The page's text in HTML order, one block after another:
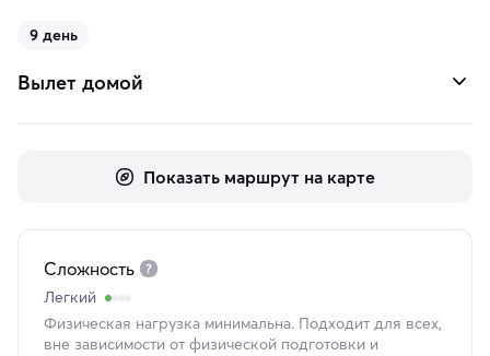
9 день
Вылет домой
Показать маршрут на карте
Сложность
Легкий
Физическая нагрузка минимальна. Подходит для всех,
вне зависимости от физической подготовки и